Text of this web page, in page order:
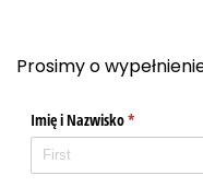
Prosimy o
Imię i Nazwisko*
(required)